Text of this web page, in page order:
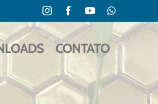
InstagramFacebookYouTubeWhatsApp
CONTATO